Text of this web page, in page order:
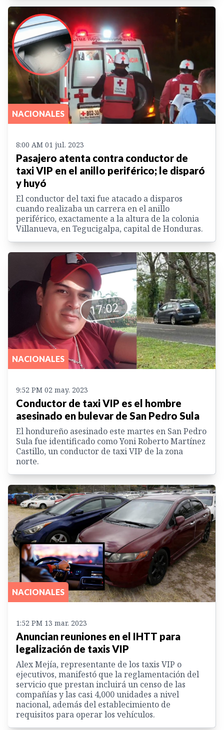
NACIONALES
8:00 AM 01 jul. 2023
Pasajero atenta contra conductor de
taxi VIP en el anillo periférico; le disparó
y huyó
El conductor del taxi fue atacado a disparos
cuando realizaba un carrera en el anillo
periférico, exactamente a la altura de la colonia
Villanueva, en Tegucigalpa, capital de Honduras.
NACIONALES
9:52 PM 02 may. 2023
Conductor de taxi VIP es el hombre
asesinado en bulevar de San Pedro Sula
El hondureño asesinado este martes en San Pedro
Sula fue identificado como Yoni Roberto Martínez
Castillo, un conductor de taxi VIP de la zona
norte.
NACIONALES
1:52 PM 13 mar. 2023
Anuncian reuniones en el IHTT para
legalización de taxis VIP
Alex Mejía, representante de los taxis VIP o
ejecutivos, manifestó que la reglamentación del
servicio que prestan incluirá un censo de las
compañías y las casi 4,000 unidades a nivel
nacional, además del establecimiento de
requisitos para operar los vehículos.